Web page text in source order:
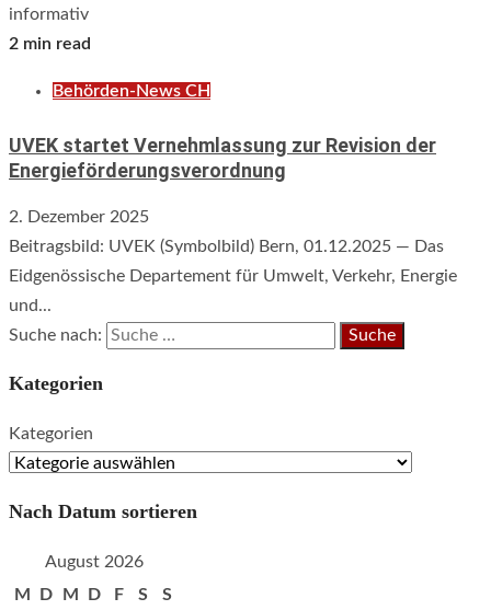
2 min read
Behörden-News CH
UVEK startet Vernehmlassung zur Revision der
Energieförderungsverordnung
2. Dezember 2025
Beitragsbild: UVEK (Symbolbild) Bern, 01.12.2025 — Das
Eidgenössische Departement für Umwelt, Verkehr, Energie
und...
Suche nach:
Kategorien
Kategorien
Nach Datum sortieren
August 2026
M
D M D F S
S